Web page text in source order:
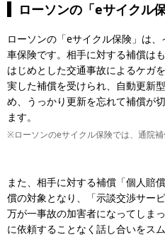
ローソンの「eサイクル
ローソンの「eサイクル保険」は
車保険です。相手に対する補償は
はじめとした交通事故によるケガ
実した補償を受けられ、自動更新
め、うっかり更新を忘れて補償が
ます。
※ローソンのeサイクル保険では、通院補
また、相手に対する補償「個人賠
償の対象となり、「示談交渉サー
万が一事故の加害者になってしま
に依頼することなく話し合いをス